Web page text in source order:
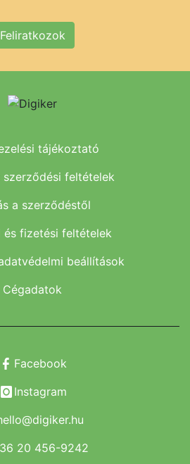
Feliratkozok
tájékoztató
szerződési feltételek
a szerződéstől
és fizetési feltételek
beállítások
Cégadatok
Facebook
Instagram
20 456-9242